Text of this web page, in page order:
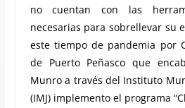
no cuentan con las
necesarias para sobrellevar su
este tiempo de pandemia por
de Puerto Peñasco que
Munro a través del Instituto
(IMJ) implemento el programa